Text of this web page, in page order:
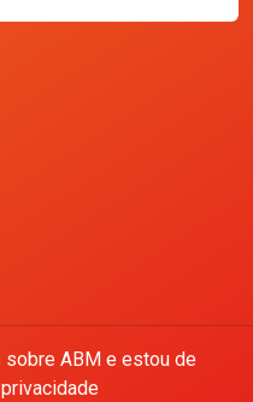
ABM e estou de